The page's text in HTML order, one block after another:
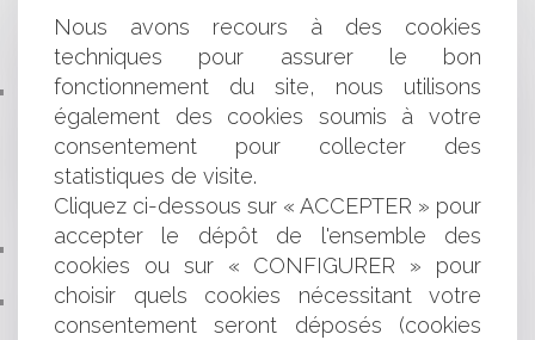
GESTIONNAIRES DE STRUCTURES D'ACCUEIL DES
PERSONNES ÂGÉES NE REVÊT PAS LE CARACTÈRE
D'UNE MISSION DE SERVICE PUBLIC
PUBLICATION DU DÉCRET PORTANT INDEMNISATION
ET MAJORATION EXCEPTIONNELLE DES HEURES
SUPPLÉMENTAIRES RÉALISÉES DANS LES
ÉTABLISSEMENTS PUBLICS HOSPITALIERS DANS LE
CONTEXTE DE LA LUTTE CONTRE L'ÉPIDÉMIE DE COVID-
QUELLES SONT LES RÈGLES DE DISTANCES DES
PLANTATIONS ?
CONTENTIEUX DISCIPLINAIRE DES MÉDECINS:
L'INFORMATION APPROPRIÉE AUX SOINS PROPOSÉS
Nous avons recours à des cookies
techniques pour assurer le bon
fonctionnement du site, nous utilisons
également des cookies soumis à votre
consentement pour collecter des
statistiques de visite.
Cliquez ci-dessous sur « ACCEPTER » pour
accepter le dépôt de l'ensemble des
cookies ou sur « CONFIGURER » pour
choisir quels cookies nécessitant votre
consentement seront déposés (cookies